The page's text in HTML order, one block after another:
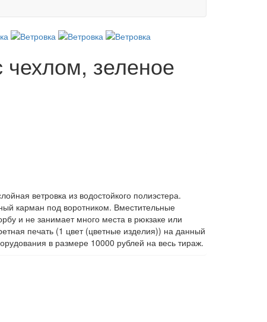
чехлом, зеленое
ветровка из водостойкого полиэстера.
карман под воротником. Вместительные
и не занимает много места в рюкзаке или
печать (1 цвет (цветные изделия)) на данный
в размере 10000 рублей на весь тираж.